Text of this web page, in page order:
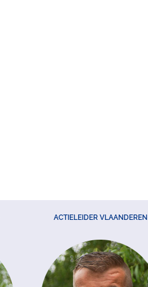
ACTIELEIDER VLAANDEREN